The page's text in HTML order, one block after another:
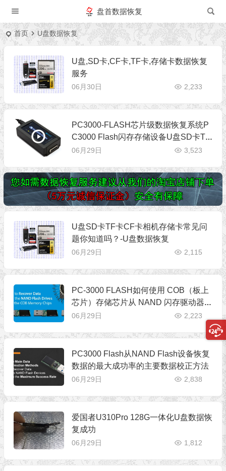
盘首数据恢复
首页 U盘数据恢复
U盘,SD卡,CF卡,TF卡,存储卡数据恢复
服务
06月30日 2,233
PC3000-FLASH芯片级数据恢复系统P
C3000 Flash闪存存储设备U盘SD卡TF
卡CF卡芯片级数据恢复设备
06月29日 3,523
U盘SD卡TF卡CF卡相机存储卡常见问
题你知道吗？-U盘数据恢复
06月29日 2,115
PC-3000 FLASH如何使用 COB（板上
芯片）存储芯片从 NAND 闪存驱动器中
恢复数据
06月29日 2,223
PC3000 Flash从NAND Flash设备恢复
数据的最大成功率的主要数据校正方法
06月29日 2,838
爱国者U310Pro 128G一体化U盘数据恢
复成功
06月29日 1,812